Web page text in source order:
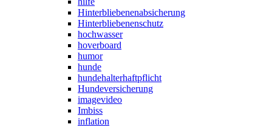
Hinterbliebenenabsicherung
Hinterbliebenenschutz
hochwasser
hoverboard
humor
hunde
hundehalterhaftpflicht
Hundeversicherung
imagevideo
Imbiss
inflation